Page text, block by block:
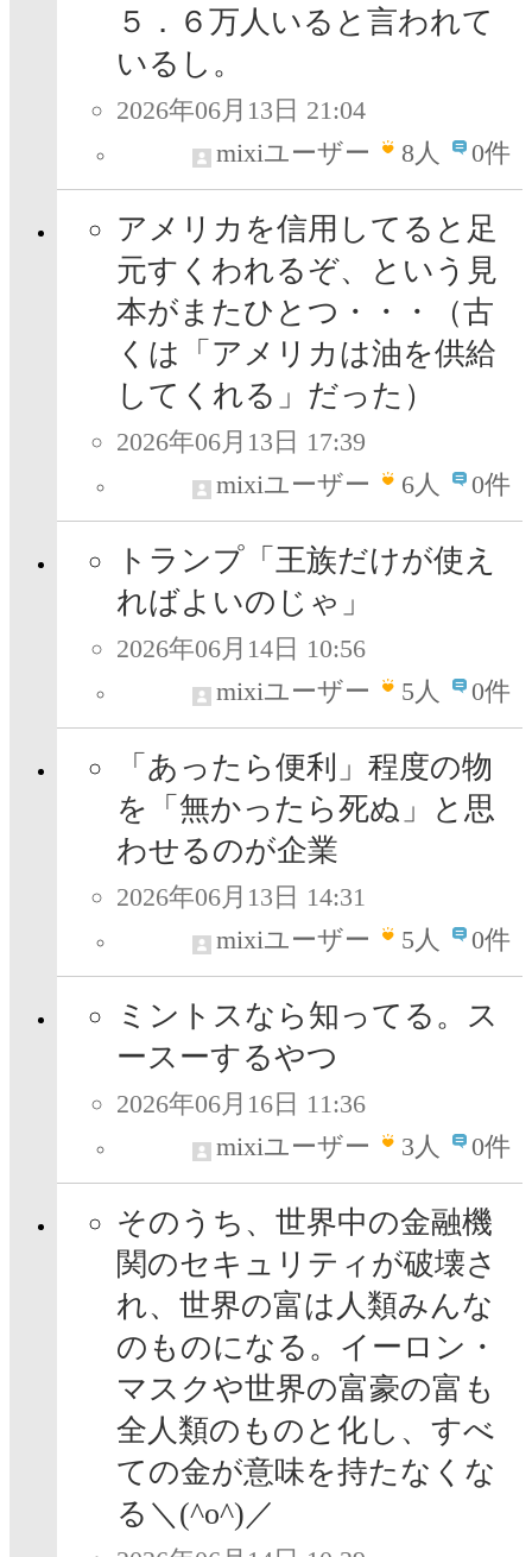
５．６万人いると言われて
いるし。
2026年06月13日 21:04
mixiユーザー
8人 0件
アメリカを信用してると足
元すくわれるぞ、という見
本がまたひとつ・・・（古
くは「アメリカは油を供給
してくれる」だった）
2026年06月13日 17:39
mixiユーザー
6人 0件
トランプ「王族だけが使え
ればよいのじゃ」
2026年06月14日 10:56
mixiユーザー
5人 0件
「あったら便利」程度の物
を「無かったら死ぬ」と思
わせるのが企業
2026年06月13日 14:31
mixiユーザー
5人 0件
ミントスなら知ってる。ス
ースーするやつ
2026年06月16日 11:36
mixiユーザー
3人 0件
そのうち、世界中の金融機
関のセキュリティが破壊さ
れ、世界の富は人類みんな
のものになる。イーロン・
マスクや世界の富豪の富も
全人類のものと化し、すべ
ての金が意味を持たなくな
る＼(^o^)／